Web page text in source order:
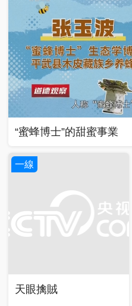
“蜜蜂博士”的甜蜜事業
天眼擒賊
一線